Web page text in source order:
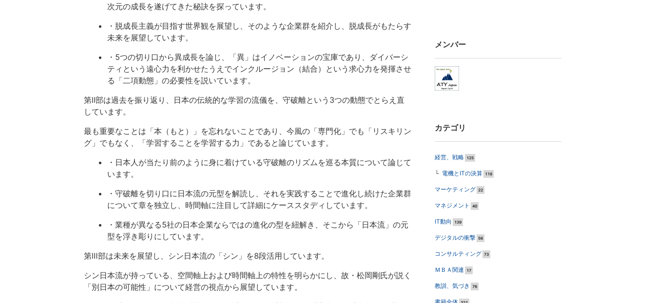
次元の成長を遂げてきた秘訣を探っています。
・脱成長主義が目指す世界観を展望し、そのような企業群を紹介し、脱成長がもたらす
未来を展望しています。
・5つの切り口から異成長を論じ、「異」はイノベーションの宝庫であり、ダイバーシ
ティという遠心力を利かせたうえでインクルージョン（結合）という求心力を発揮させ
る「二項動態」の必要性を説いています。
第Ⅱ部は過去を振り返り、日本の伝統的な学習の流儀を、守破離という3つの動態でとらえ直
しています。
最も重要なことは「本（もと）」を忘れないことであり、今風の「専門化」でも「リスキリン
グ」でもなく、「学習することを学習する力」であると論じています。
・日本人が当たり前のように身に着けている守破離のリズムを巡る本質について論じて
います。
・守破離を切り口に日本流の元型を解読し、それを実践することで進化し続けた企業群
について章を独立し、時間軸に注目して詳細にケーススタディしています。
・業種が異なる5社の日本企業ならではの進化の型を紐解き、そこから「日本流」の元
型を浮き彫りにしています。
第Ⅲ部は未来を展望し、シン日本流の「シン」を8段活用しています。
シン日本流が持っている、空間軸上および時間軸上の特性を明らかにし、故・松岡剛氏が説く
「別日本の可能性」について経営の視点から展望しています。
メンバー
カテゴリ
経営、戦略 125
電機とITの決算 118
マーケティング 22
マネジメント 40
IT動向 139
デジタルの衝撃 56
コンサルティング 73
ＭＢＡ関連 17
教訓、気づき 76